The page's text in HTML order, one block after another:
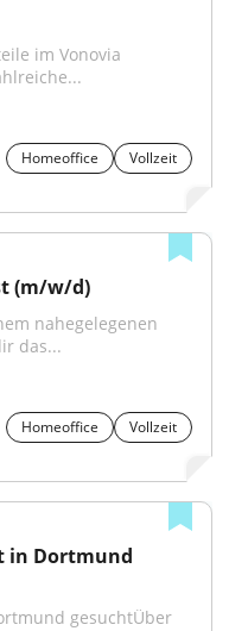
im Vonovia
Homeoffice
Vollzeit
(m/w/d)
nahegelegenen
das...
Homeoffice
Vollzeit
in Dortmund
gesuchtÜber